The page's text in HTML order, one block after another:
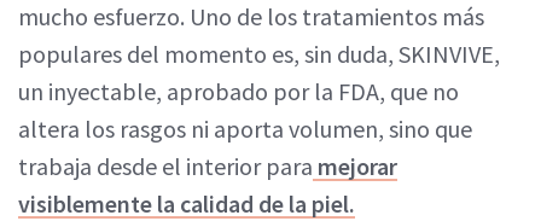
mucho esfuerzo. Uno de los tratamientos más
populares del momento es, sin duda, SKINVIVE,
un inyectable, aprobado por la FDA, que no
altera los rasgos ni aporta volumen, sino que
trabaja desde el interior para mejorar
visiblemente la calidad de la piel.